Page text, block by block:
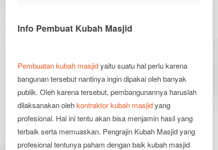
Info Pembuat Kubah Masjid
Pembuatan kubah masjidyaitu suatu hal perlu karena
bangunan tersebut nantinya ingin dipakai oleh banyak
publik. Oleh karena tersebut, pembangunannya haruslah
dilaksanakan olehkontraktor kubah masjidyang
profesional. Hal ini tentu akan bisa menjamin hasil yang
terbaik serta memuaskan. Pengrajin Kubah Masjid yang
profesional tentunya paham dengan baik kubah masjid